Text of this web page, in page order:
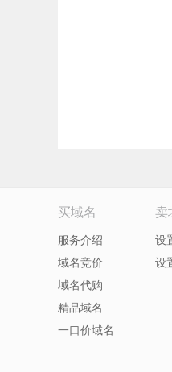
买域名
服务介绍
域名竞价
域名代购
精品域名
一口价域名
卖
设
设